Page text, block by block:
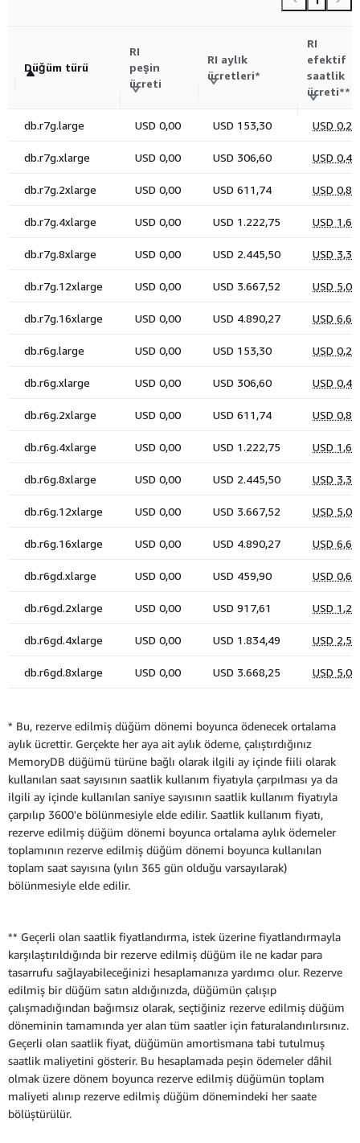
* Bu, rezerve edilmiş düğüm dönemi boyunca ödenecek ortalama
aylık ücrettir. Gerçekte her aya ait aylık ödeme, çalıştırdığınız
MemoryDB düğümü türüne bağlı olarak ilgili ay içinde fiili olarak
kullanılan saat sayısının saatlik kullanım fiyatıyla çarpılması ya da
ilgili ay içinde kullanılan saniye sayısının saatlik kullanım fiyatıyla
çarpılıp 3600'e bölünmesiyle elde edilir. Saatlik kullanım fiyatı,
rezerve edilmiş düğüm dönemi boyunca ortalama aylık ödemeler
toplamının rezerve edilmiş düğüm dönemi boyunca kullanılan
toplam saat sayısına (yılın 365 gün olduğu varsayılarak)
bölünmesiyle elde edilir.
** Geçerli olan saatlik fiyatlandırma, istek üzerine fiyatlandırmayla
karşılaştırıldığında bir rezerve edilmiş düğüm ile ne kadar para
tasarrufu sağlayabileceğinizi hesaplamanıza yardımcı olur. Rezerve
edilmiş bir düğüm satın aldığınızda, düğümün çalışıp
çalışmadığından bağımsız olarak, seçtiğiniz rezerve edilmiş düğüm
döneminin tamamında yer alan tüm saatler için faturalandırılırsınız.
Geçerli olan saatlik fiyat, düğümün amortismana tabi tutulmuş
saatlik maliyetini gösterir. Bu hesaplamada peşin ödemeler dâhil
olmak üzere dönem boyunca rezerve edilmiş düğümün toplam
maliyeti alınıp rezerve edilmiş düğüm dönemindeki her saate
bölüştürülür.